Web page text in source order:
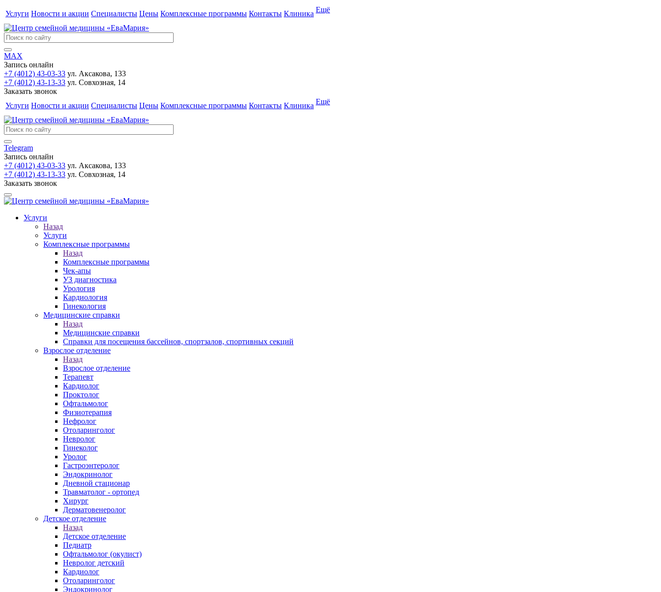
Услуги Новости и акции Специалисты Цены Комплексные программы Контакты Клиника Ещё
MAX
Запись онлайн
+7 (4012) 43-03-33 ул. Аксакова, 133
+7 (4012) 43-13-33 ул. Совхозная, 14
Заказать звонок
Услуги Новости и акции Специалисты Цены Комплексные программы Контакты Клиника Ещё
Telegram
Запись онлайн
+7 (4012) 43-03-33 ул. Аксакова, 133
+7 (4012) 43-13-33 ул. Совхозная, 14
Заказать звонок
Услуги
Назад
Услуги
Комплексные программы
Назад
Комплексные программы
Чек-апы
УЗ диагностика
Урология
Кардиология
Гинекология
Медицинские справки
Назад
Медицинские справки
Справки для посещения бассейнов, спортзалов, спортивных секций
Взрослое отделение
Назад
Взрослое отделение
Терапевт
Кардиолог
Проктолог
Офтальмолог
Физиотерапия
Нефролог
Отоларинголог
Невролог
Гинеколог
Уролог
Гастроэнтеролог
Эндокринолог
Дневной стационар
Травматолог - ортопед
Хирург
Дерматовенеролог
Детское отделение
Назад
Детское отделение
Педиатр
Офтальмолог (окулист)
Невролог детский
Кардиолог
Отоларинголог
Эндокринолог